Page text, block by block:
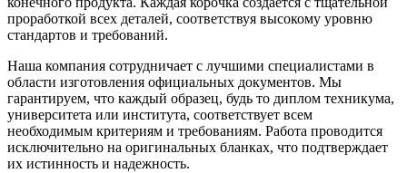
проработкой всех деталей, соответствуя высокому уровню
стандартов и требований.
Наша компания сотрудничает с лучшими специалистами в
области изготовления официальных документов. Мы
гарантируем, что каждый образец, будь то диплом техникума,
университета или института, соответствует всем
необходимым критериям и требованиям. Работа проводится
исключительно на оригинальных бланках, что подтверждает
их истинность и надежность.